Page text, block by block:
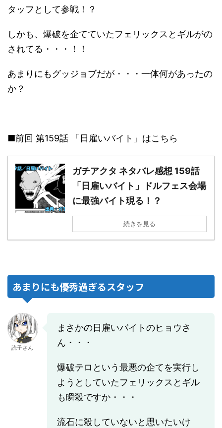
タッフとして参戦！？
しかも、爆破を企てていたフェリックスとギルがの
されてる・・・！！
あまりにもグッジョブだが・・・一体何があったの
か？
■前回 第159話 「日雇いバイト」はこちら
ガチアクタ ネタバレ感想 159話
「日雇いバイト」ドルフェス会場
に最強バイト現る！？
続きを見る
あまりにも優秀過ぎるスタッフ
読子さん
まさかの日雇いバイトのヒョウさ
ん・・・
爆破テロという最悪の企てを実行し
ようとしていたフェリックスとギル
も瞬殺ですか・・・
流石に殺していないと思いたいけ